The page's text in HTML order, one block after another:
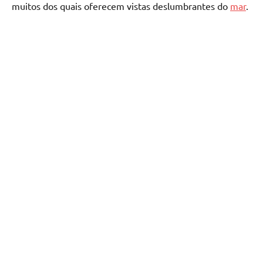
muitos dos quais oferecem vistas deslumbrantes do mar.